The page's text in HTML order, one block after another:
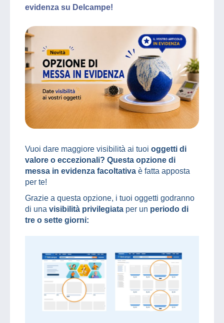
evidenza su Delcampe!
Vuoi dare maggiore visibilità ai tuoi oggetti di
valore o eccezionali? Questa opzione di
messa in evidenza facoltativa è fatta apposta
per te!
Grazie a questa opzione, i tuoi oggetti godranno
di una visibilità privilegiata per un periodo di
tre o sette giorni: